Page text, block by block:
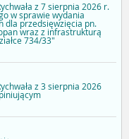
z 7 sierpnia 2026 r.
w sprawie wydania
dla przedsięwzięcia pn.
wraz z infrastrukturą
734/33"
z 3 sierpnia 2026